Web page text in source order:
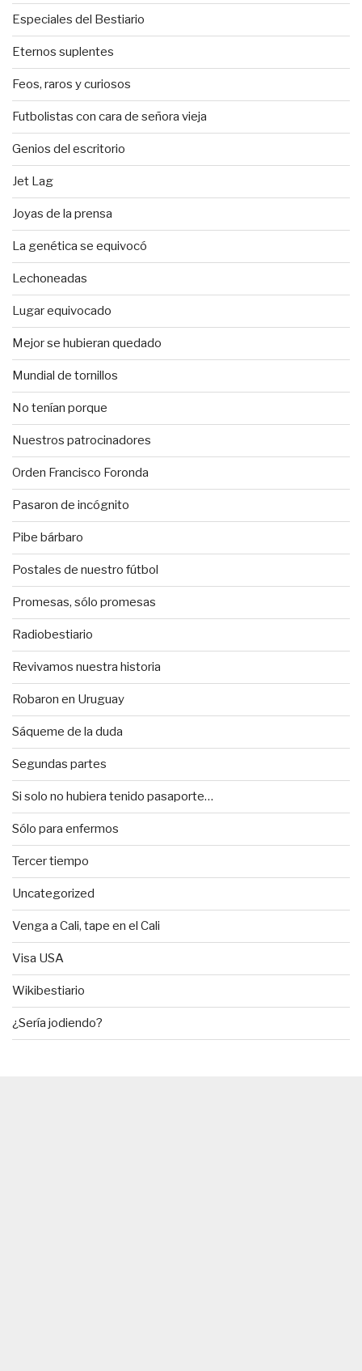
Especiales del Bestiario
Eternos suplentes
Feos, raros y curiosos
Futbolistas con cara de señora vieja
Genios del escritorio
Jet Lag
Joyas de la prensa
La genética se equivocó
Lechoneadas
Lugar equivocado
Mejor se hubieran quedado
Mundial de tornillos
No tenían porque
Nuestros patrocinadores
Orden Francisco Foronda
Pasaron de incógnito
Pibe bárbaro
Postales de nuestro fútbol
Promesas, sólo promesas
Radiobestiario
Revivamos nuestra historia
Robaron en Uruguay
Sáqueme de la duda
Segundas partes
Si solo no hubiera tenido pasaporte…
Sólo para enfermos
Tercer tiempo
Uncategorized
Venga a Cali, tape en el Cali
Visa USA
Wikibestiario
¿Sería jodiendo?